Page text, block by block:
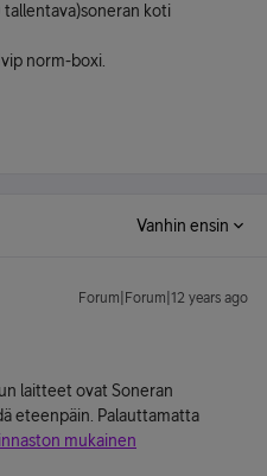
tallentava)soneran koti
norm-boxi.
Vanhin ensin
Forum|Forum|12 years ago
laitteet ovat Soneran
eteenpäin. Palauttamatta
mukainen